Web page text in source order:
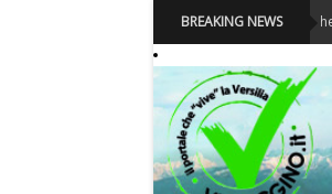
BREAKING NEWS
Festival La Versiliana - La direttrice lucchese